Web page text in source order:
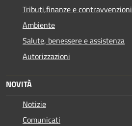
Tributi,finanze e contravvenzioni
Ambiente
Salute, benessere e assistenza
Autorizzazioni
NOVITÀ
Notizie
Comunicati